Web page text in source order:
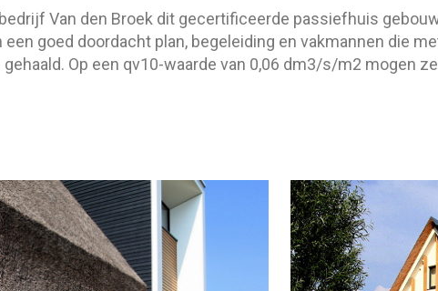
Van den Broek dit gecertificeerde passiefhuis
goed doordacht plan, begeleiding en vakmannen die
Op een qv10-waarde van 0,06 dm3/s/m2 mogen